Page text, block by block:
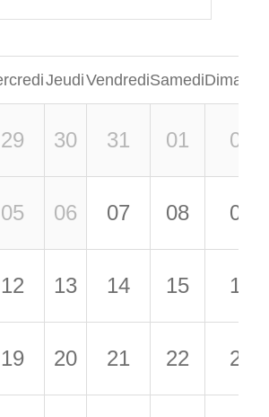
JeudiVendrediSamedi
29 30 31 01 02
05 06 07 08 09
12 13 14 15 16
19 20 21 22 23